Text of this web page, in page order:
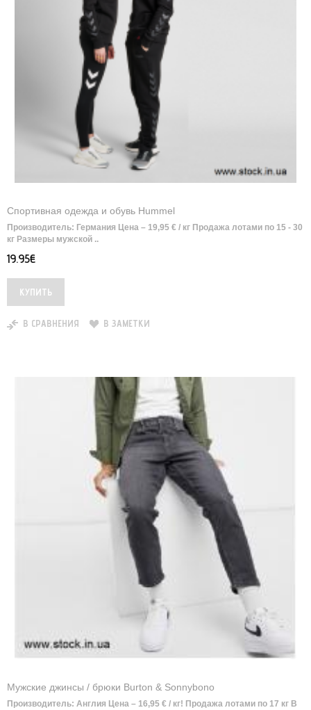
Спортивная одежда и обувь Hummel
Производитель: Германия Цена – 19,95 € / кг Продажа лотами по 15 - 30
кг Размеры мужской ..
19.95€
В СРАВНЕНИЯ В ЗАМЕТКИ
Мужские джинсы / брюки Burton & Sonnybono
Производитель: Англия Цена – 16,95 € / кг! Продажа лотами по 17 кг В